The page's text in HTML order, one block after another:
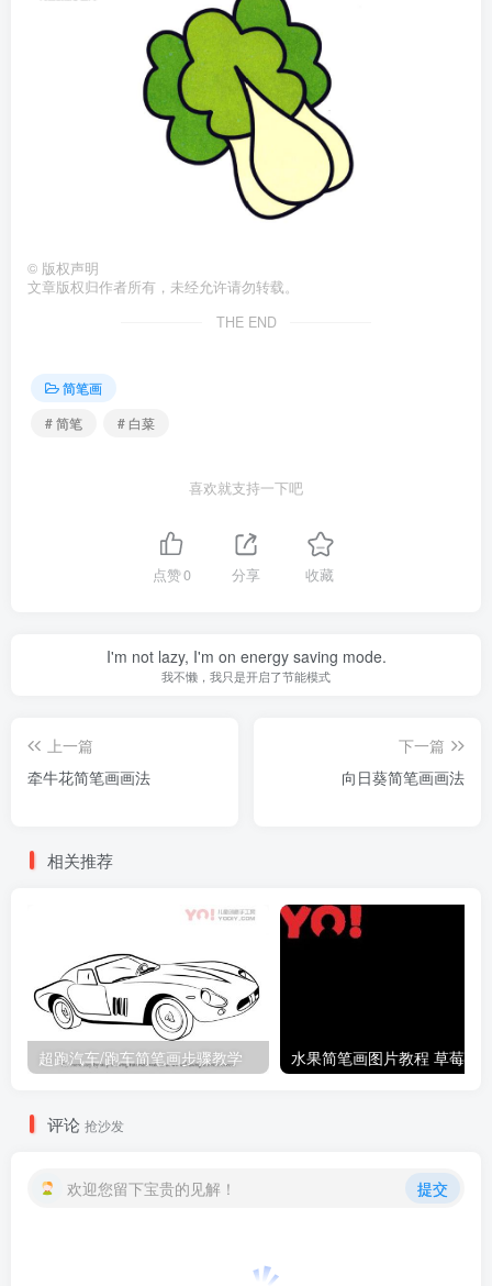
© 版权声明
文章版权归作者所有，未经允许请勿转载。
THE END
简笔画
# 简笔
# 白菜
喜欢就支持一下吧
点赞0 分享 收藏
I'm not lazy, I'm on energy saving mode.
我不懒，我只是开启了节能模式
上一篇
牵牛花简笔画画法
下一篇
向日葵简笔画画法
相关推荐
超跑汽车/跑车简笔画步骤教学
评论 抢沙发
欢迎您留下宝贵的见解！ 提交